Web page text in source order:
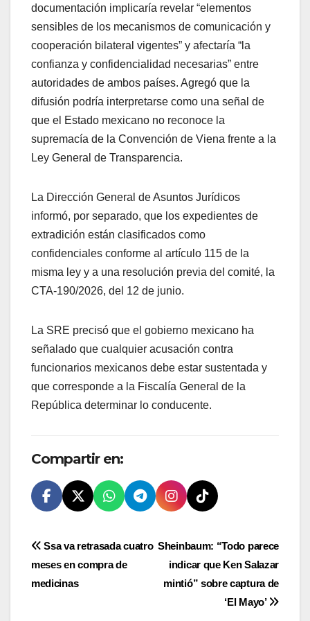
documentación implicaría revelar “elementos
sensibles de los mecanismos de comunicación y
cooperación bilateral vigentes” y afectaría “la
confianza y confidencialidad necesarias” entre
autoridades de ambos países. Agregó que la
difusión podría interpretarse como una señal de
que el Estado mexicano no reconoce la
supremacía de la Convención de Viena frente a la
Ley General de Transparencia.
La Dirección General de Asuntos Jurídicos
informó, por separado, que los expedientes de
extradición están clasificados como
confidenciales conforme al artículo 115 de la
misma ley y a una resolución previa del comité, la
CTA-190/2026, del 12 de junio.
La SRE precisó que el gobierno mexicano ha
señalado que cualquier acusación contra
funcionarios mexicanos debe estar sustentada y
que corresponde a la Fiscalía General de la
República determinar lo conducente.
Compartir en:
Navegación
de
Sheinbaum: “Todo parece
indicar que Ken Salazar
mintió” sobre captura de
‘El Mayo’
Ssa va retrasada cuatro
meses en compra de
medicinas